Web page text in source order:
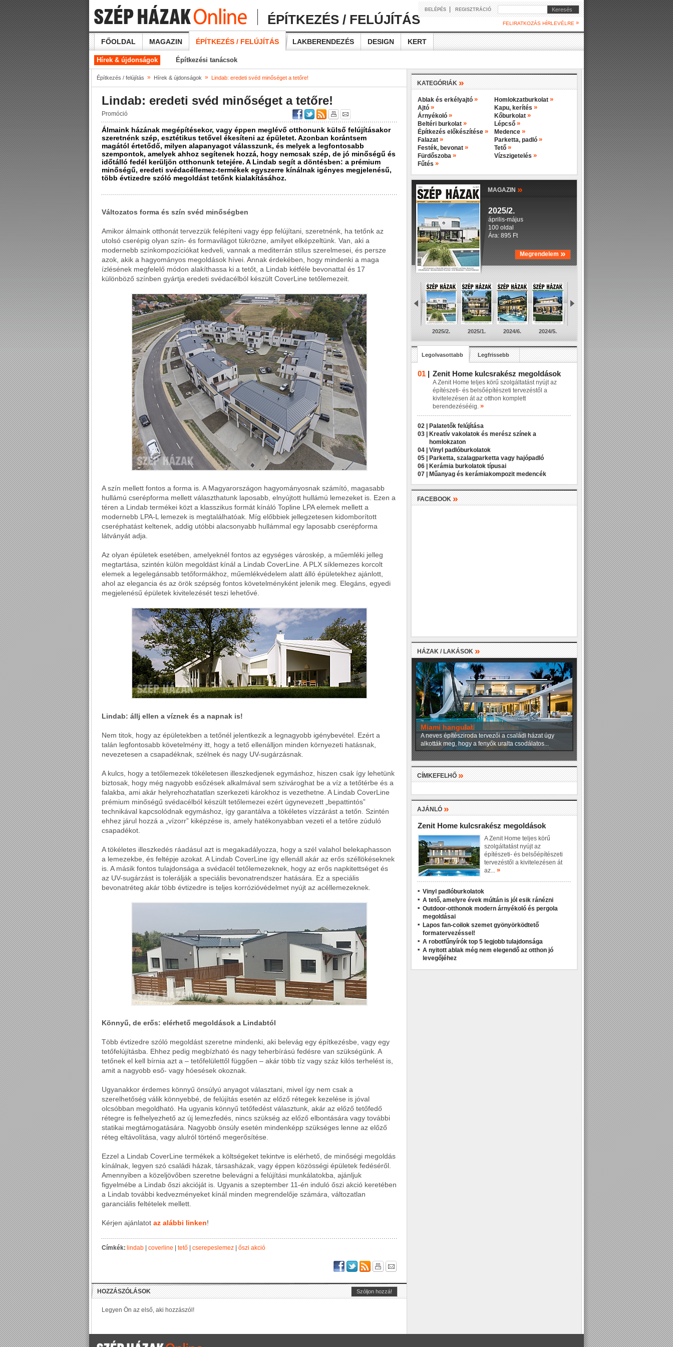
ÉPÍTKEZÉS / FELÚJÍTÁS
BELÉPÉS| REGISZTRÁCIÓ Keresés
FELIRATKOZÁS HÍRLEVÉLRE »
FŐOLDAL MAGAZIN ÉPÍTKEZÉS / FELÚJÍTÁS LAKBERENDEZÉS DESIGN KERT
Hírek & újdonságok Építkezési tanácsok
Építkezés / felújítás » Hírek & újdonságok » Lindab: eredeti svéd minőséget a tetőre!
Lindab: eredeti svéd minőséget a tetőre!
Promóció
Álmaink házának megépítésekor, vagy éppen meglévő otthonunk külső felújításakor
szeretnénk szép, esztétikus tetővel ékesíteni az épületet. Azonban korántsem
magától értetődő, milyen alapanyagot válasszunk, és melyek a legfontosabb
szempontok, amelyek ahhoz segítenek hozzá, hogy nemcsak szép, de jó minőségű és
időtálló fedél kerüljön otthonunk tetejére. A Lindab segít a döntésben: a prémium
minőségű, eredeti svédacéllemez-termékek egyszerre kínálnak igényes megjelenésű,
több évtizedre szóló megoldást tetőnk kialakításához.
Változatos forma és szín svéd minőségben
Amikor álmaink otthonát tervezzük felépíteni vagy épp felújítani, szeretnénk, ha tetőnk az
utolsó cserépig olyan szín- és formavilágot tükrözne, amilyet elképzeltünk. Van, aki a
modernebb színkompozíciókat kedveli, vannak a mediterrán stílus szerelmesei, és persze
azok, akik a hagyományos megoldások hívei. Annak érdekében, hogy mindenki a maga
ízlésének megfelelő módon alakíthassa ki a tetőt, a Lindab kétféle bevonattal és 17
különböző színben gyártja eredeti svédacélból készült CoverLine tetőlemezeit.
A szín mellett fontos a forma is. A Magyarországon hagyományosnak számító, magasabb
hullámú cserépforma mellett választhatunk laposabb, elnyújtott hullámú lemezeket is. Ezen a
téren a Lindab termékei közt a klasszikus formát kínáló Topline LPA elemek mellett a
modernebb LPA-L lemezek is megtalálhatóak. Míg előbbiek jellegzetesen kidomborított
cseréphatást keltenek, addig utóbbi alacsonyabb hullámmal egy laposabb cserépforma
látványát adja.
Az olyan épületek esetében, amelyeknél fontos az egységes városkép, a műemléki jelleg
megtartása, szintén külön megoldást kínál a Lindab CoverLine. A PLX síklemezes korcolt
elemek a legelegánsabb tetőformákhoz, műemlékvédelem alatt álló épületekhez ajánlott,
ahol az elegancia és az örök szépség fontos követelményként jelenik meg. Elegáns, egyedi
megjelenésű épületek kivitelezését teszi lehetővé.
Lindab: állj ellen a víznek és a napnak is!
Nem titok, hogy az épületekben a tetőnél jelentkezik a legnagyobb igénybevétel. Ezért a
talán legfontosabb követelmény itt, hogy a tető ellenálljon minden környezeti hatásnak,
nevezetesen a csapadéknak, szélnek és nagy UV-sugárzásnak.
A kulcs, hogy a tetőlemezek tökéletesen illeszkedjenek egymáshoz, hiszen csak így lehetünk
biztosak, hogy még nagyobb esőzések alkalmával sem szivároghat be a víz a tetőtérbe és a
falakba, ami akár helyrehozhatatlan szerkezeti károkhoz is vezethetne. A Lindab CoverLine
prémium minőségű svédacélból készült tetőlemezei ezért úgynevezett „bepattintós”
technikával kapcsolódnak egymáshoz, így garantálva a tökéletes vízzárást a tetőn. Szintén
ehhez járul hozzá a „vízorr” kiképzése is, amely hatékonyabban vezeti el a tetőre zúduló
csapadékot.
A tökéletes illeszkedés ráadásul azt is megakadályozza, hogy a szél valahol belekaphasson
a lemezekbe, és feltépje azokat. A Lindab CoverLine így ellenáll akár az erős széllökéseknek
is. A másik fontos tulajdonsága a svédacél tetőlemezeknek, hogy az erős napkitettséget és
az UV-sugárzást is tolerálják a speciális bevonatrendszer hatására. Ez a speciális
bevonatréteg akár több évtizedre is teljes korrózióvédelmet nyújt az acéllemezeknek.
Könnyű, de erős: elérhető megoldások a Lindabtól
Több évtizedre szóló megoldást szeretne mindenki, aki belevág egy építkezésbe, vagy egy
tetőfelújításba. Ehhez pedig megbízható és nagy teherbírású fedésre van szükségünk. A
tetőnek el kell bírnia azt a – tetőfelülettől függően – akár több tíz vagy száz kilós terhelést is,
amit a nagyobb eső- vagy hóesések okoznak.
Ugyanakkor érdemes könnyű önsúlyú anyagot választani, mivel így nem csak a
szerelhetőség válik könnyebbé, de felújítás esetén az előző rétegek kezelése is jóval
olcsóbban megoldható. Ha ugyanis könnyű tetőfedést választunk, akár az előző tetőfedő
rétegre is felhelyezhető az új lemezfedés, nincs szükség az előző elbontására vagy további
statikai megtámogatására. Nagyobb önsúly esetén mindenképp szükséges lenne az előző
réteg eltávolítása, vagy alulról történő megerősítése.
Ezzel a Lindab CoverLine termékek a költségeket tekintve is elérhető, de minőségi megoldás
kínálnak, legyen szó családi házak, társasházak, vagy éppen közösségi épületek fedéséről.
Amennyiben a közeljövőben szeretne belevágni a felújítási munkálatokba, ajánljuk
figyelmébe a Lindab őszi akcióját is. Ugyanis a szeptember 11-én induló őszi akció keretében
a Lindab további kedvezményeket kínál minden megrendelője számára, változatlan
garanciális feltételek mellett.
Kérjen ajánlatot az alábbi linken!
Címkék: lindab coverline tető cserepeslemez őszi akció
KATEGÓRIÁK»
Ablak és erkélyajtó »
Ajtó »
Árnyékoló »
Beltéri burkolat »
Építkezés előkészítése »
Falazat »
Festék, bevonat »
Fürdőszoba »
Fűtés »
Homlokzatburkolat »
Kapu, kerítés »
Kőburkolat »
Lépcső »
Medence »
Parketta, padló »
Tető »
Vízszigetelés »
MAGAZIN »
2025/2.
április-május
100 oldal
Ára: 895 Ft
Megrendelem »
2025/2. 2025/1. 2024/6. 2024/5.
Legolvasottabb Legfrissebb
01 | Zenit Home kulcsrakész megoldások
A Zenit Home teljes körű szolgáltatást nyújt az
építészeti- és belsőépítészeti tervezéstől a
kivitelezésen át az otthon komplett
berendezésééig. »
02 |
Palatetők felújítása
03 |
Kreatív vakolatok és merész színek a
homlokzaton
04 |
Vinyl padlóburkolatok
05 |
Parketta, szalagparketta vagy hajópadló
06 |
Kerámia burkolatok típusai
07 |
Műanyag és kerámiakompozit medencék
FACEBOOK»
HÁZAK / LAKÁSOK »
Miami hangulat
A neves építésziroda tervezői a családi házat úgy
alkották meg, hogy a fenyők uralta csodálatos...
CÍMKEFELHŐ»
AJÁNLÓ»
Zenit Home kulcsrakész megoldások
A Zenit Home teljes körű
szolgáltatást nyújt az
építészeti- és belsőépítészeti
tervezéstől a kivitelezésen át
az... »
Vinyl padlóburkolatok
A tető, amelyre évek múltán is jól esik ránézni
Outdoor-otthonok modern árnyékoló és pergola
megoldásai
Lapos fan-coilok szemet gyönyörködtető
formatervezéssel!
A robotfűnyírók top 5 legjobb tulajdonsága
A nyitott ablak még nem elegendő az otthon jó
levegőjéhez